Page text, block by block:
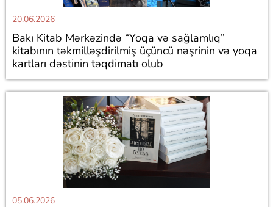
20.06.2026
Bakı Kitab Mərkəzində “Yoqa və sağlamlıq”
kitabının təkmilləşdirilmiş üçüncü nəşrinin və yoqa
kartları dəstinin təqdimatı olub
05.06.2026